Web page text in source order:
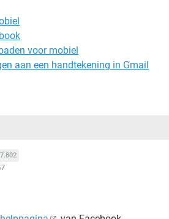
voor mobiel
aan een handtekening in Gmail
7.802